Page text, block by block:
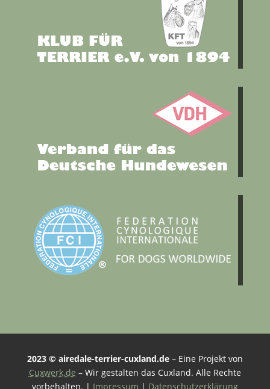
2023 © airedale-terrier-cuxland.de– Eine Projekt von
Cuxwerk.de – Wir gestalten das Cuxland. Alle Rechte
vorbehalten. | Impressum | Datenschutzerklärung